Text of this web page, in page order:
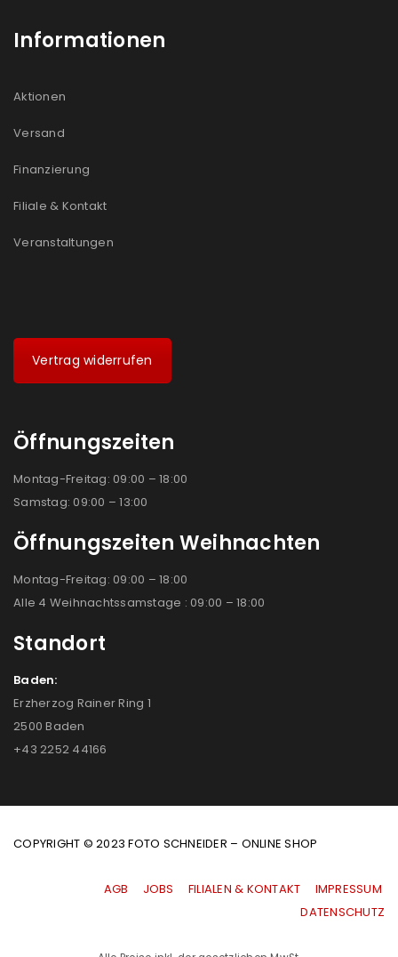
Informationen
Aktionen
Versand
Finanzierung
Filiale & Kontakt
Veranstaltungen
Vertrag widerrufen
Öffnungszeiten
Montag-Freitag: 09:00 – 18:00
Samstag: 09:00 – 13:00
Öffnungszeiten Weihnachten
Montag-Freitag: 09:00 – 18:00
Alle 4 Weihnachtssamstage : 09:00 – 18:00
Standort
Baden:
Erzherzog Rainer Ring 1
2500 Baden
+43 2252 44166
COPYRIGHT © 2023 FOTO SCHNEIDER – ONLINE SHOP
AGB JOBS FILIALEN & KONTAKT
IMPRESSUM
|DATENSCHUTZ